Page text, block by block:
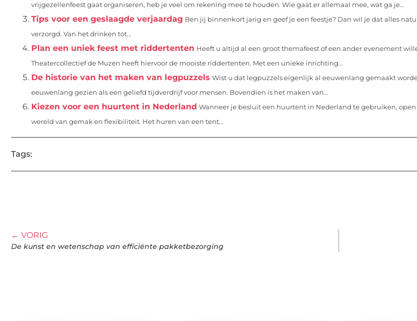
vrijgezellenfeest gaat organiseren, heb je veel om rekening mee te houden. Wie gaat er allemaal mee, wat ga je...
Tips voor een geslaagde verjaardag Ben jij binnenkort jarig en geef je een feestje? Dan wil je dat alles
verzorgd. Van het drinken tot...
Plan een uniek feest met riddertenten Heeft u altijd al een groot themafeest of een ander evenement
Theatercollectief de Muzen heeft hiervoor de mooiste riddertenten. Met een unieke inrichting...
De historie van het maken van legpuzzels Wist u dat legpuzzels eigenlijk al eeuwenlang gemaakt
eeuwenlang gezien als een geliefd tijdverdrijf voor mensen. Bovendien is het maken van...
Kiezen voor een huurtent in Nederland Wanneer je besluit een huurtent in Nederland te gebruiken, open
wereld van gemak en flexibiliteit. Het huren van een tent...
Tags:
← VORIG
De kunst en wetenschap van efficiënte pakketbezorging